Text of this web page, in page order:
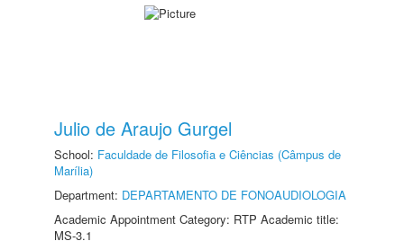
Julio de Araujo Gurgel
School: Faculdade de Filosofia e Ciências (Câmpus de
Marília)
Department: DEPARTAMENTO DE FONOAUDIOLOGIA
Academic Appointment Category: RTP Academic title:
MS-3.1